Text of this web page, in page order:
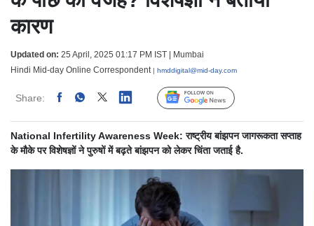
कारण
Updated on: 25 April, 2025 01:17 PM IST | Mumbai
Hindi Mid-day Online Correspondent | hmddigital@mid-day.com
Share: Linked Follow Us
National Infertility Awareness Week: राष्ट्रीय बांझपन जागरूकता सप्ताह
के मौके पर विशेषज्ञों ने पुरुषों में बढ़ते बांझपन को लेकर चिंता जताई है.